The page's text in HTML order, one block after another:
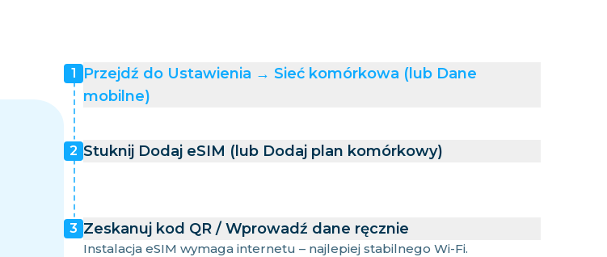
1
Przejdź do Ustawienia → Sieć komórkowa (lub Dane
mobilne)
2 Stuknij Dodaj eSIM (lub Dodaj plan komórkowy)
3 Zeskanuj kod QR / Wprowadź dane ręcznie
Instalacja eSIM wymaga internetu – najlepiej stabilnego Wi-Fi.